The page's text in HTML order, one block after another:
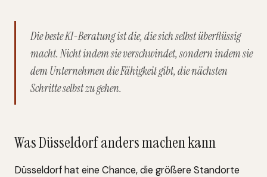
Die beste KI-Beratung ist die, die sich selbst überflüssig
macht. Nicht indem sie verschwindet, sondern indem sie
dem Unternehmen die Fähigkeit gibt, die nächsten
Schritte selbst zu gehen.
Was Düsseldorf anders machen kann
Düsseldorf hat eine Chance, die größere Standorte